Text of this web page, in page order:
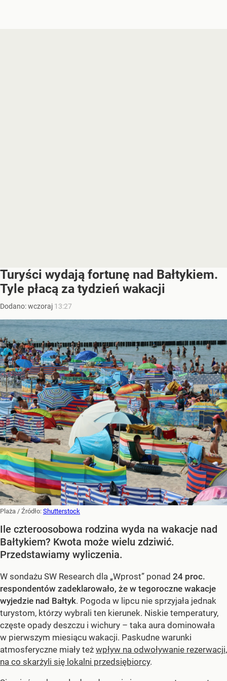
Turyści wydają fortunę nad Bałtykiem.
Tyle płacą za tydzień wakacji
Dodano:wczoraj 13:27
Plaża / Źródło: Shutterstock
Ile czteroosobowa rodzina wyda na wakacje nad
Bałtykiem? Kwota może wielu zdziwić.
Przedstawiamy wyliczenia.
W sondażu SW Research dla „Wprost” ponad 24 proc.
respondentów zadeklarowało, że w tegoroczne wakacje
wyjedzie nad Bałtyk. Pogoda w lipcu nie sprzyjała jednak
turystom, którzy wybrali ten kierunek. Niskie temperatury,
częste opady deszczu i wichury – taka aura dominowała
w pierwszym miesiącu wakacji. Paskudne warunki
atmosferyczne miały też wpływ na odwoływanie rezerwacji,
na co skarżyli się lokalni przedsiębiorcy.